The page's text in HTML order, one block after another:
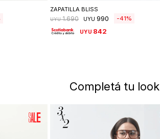
ZAPATILLA BLISS
UYU 1.690 UYU 990 41
UYU 842
Completá tu look